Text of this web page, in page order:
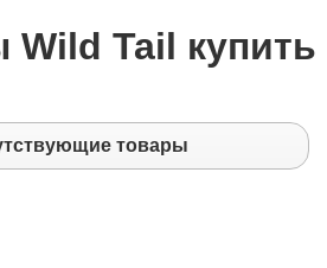
Tail купить
товары